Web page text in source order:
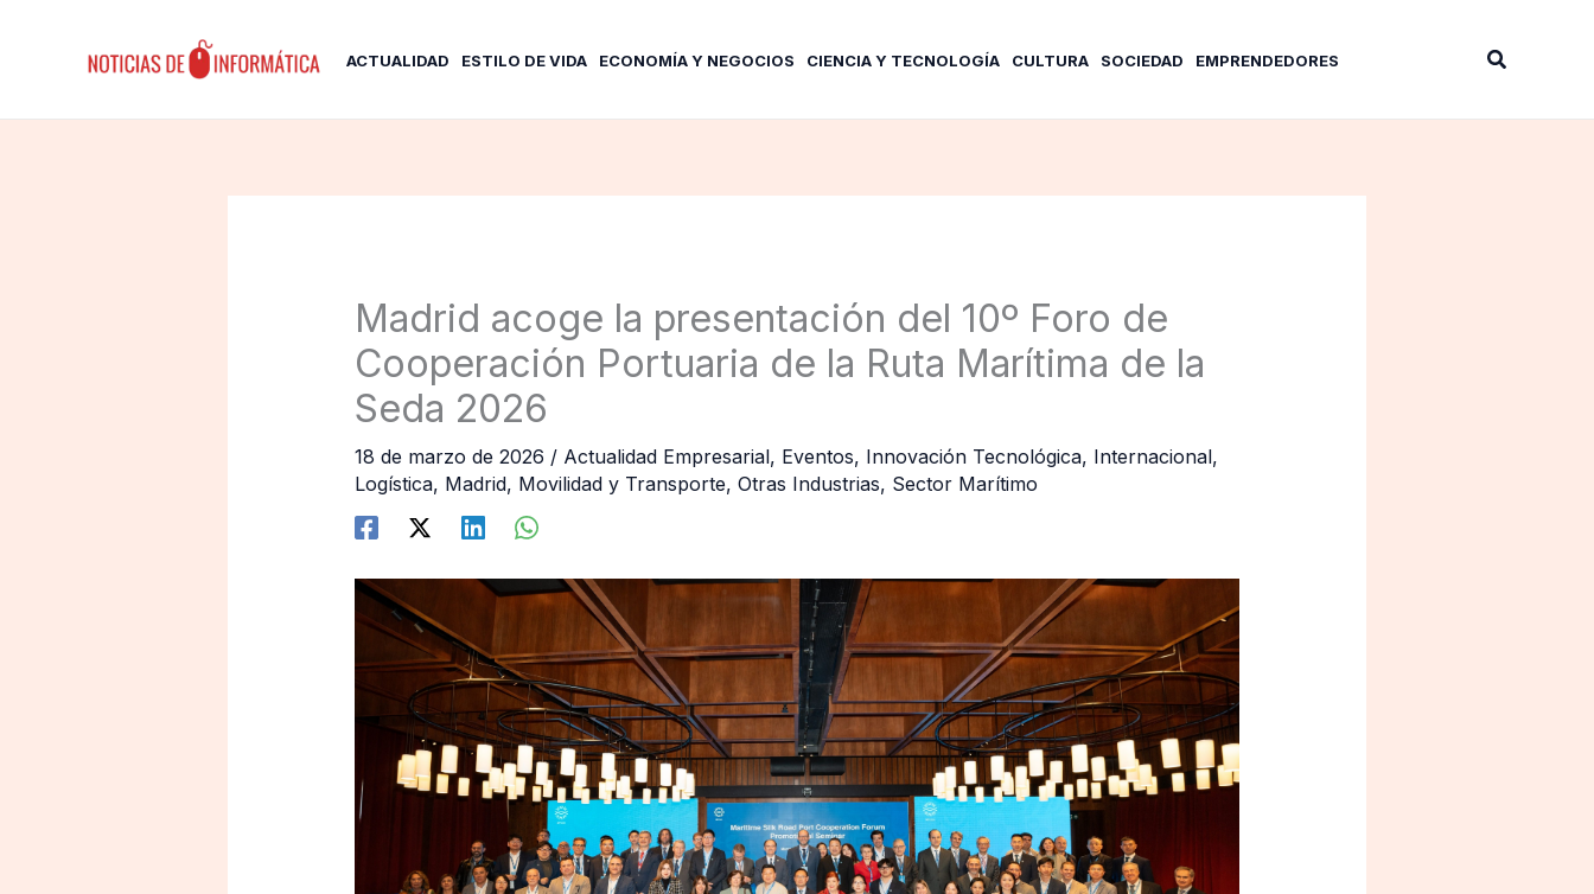
ACTUALIDAD ESTILO DE VIDA ECONOMÍA Y NEGOCIOS CIENCIA Y TECNOLOGÍA CULTURA SOCIEDAD EMPRENDEDORES Buscar
Madrid acoge la presentación del 10º Foro de
Cooperación Portuaria de la Ruta Marítima de la
Seda 2026
18 de marzo de 2026 / Actualidad Empresarial, Eventos, Innovación Tecnológica, Internacional,
Logística, Madrid, Movilidad y Transporte, Otras Industrias, Sector Marítimo